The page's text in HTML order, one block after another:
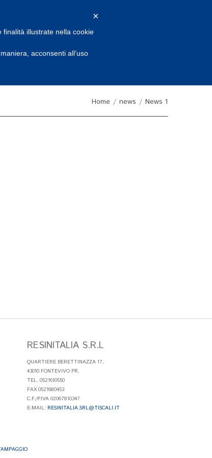
SERVIZI GALLERY
Home news News 1
RESINITALIA S.R.L
QUARTIERE BERETTINAZZA 17,
43010 FONTEVIVO PR.
TEL. 0521610550
FAX 0521680453
C.F./P.IVA 02067810347
E-MAIL: RESINITALIA.SRL@TISCALI.IT
×
finalità illustrate nella cookie
acconsenti all’uso